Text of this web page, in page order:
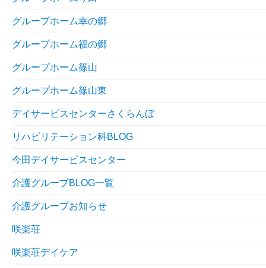
グループホーム幸の郷
グループホーム福の郷
グループホーム篠山
グループホーム篠山東
デイサービスセンターさくらんぼ
リハビリテーション科BLOG
今田デイサービスセンター
介護グループBLOG一覧
介護グループお知らせ
咲楽荘
咲楽荘デイケア